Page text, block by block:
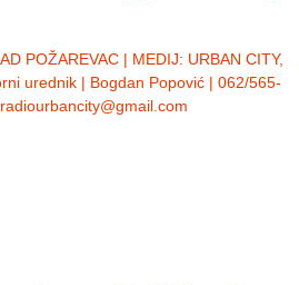
POŽAREVAC | MEDIJ: URBAN CITY,
urednik | Bogdan Popović | 062/565-